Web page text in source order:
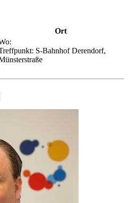
Ort
S-Bahnhof Derendorf,